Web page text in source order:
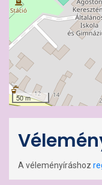
50 m
A véleményíráshoz